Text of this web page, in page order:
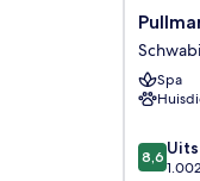
Pullman
Munich
Spa
8.6
van
8,6